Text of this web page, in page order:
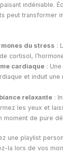
indéniable.
peut transformer
du stress :
cortisol,
cardiaque :
et induit une
relaxante :
les yeux et
moment de pure
une playlist
la lors de vos